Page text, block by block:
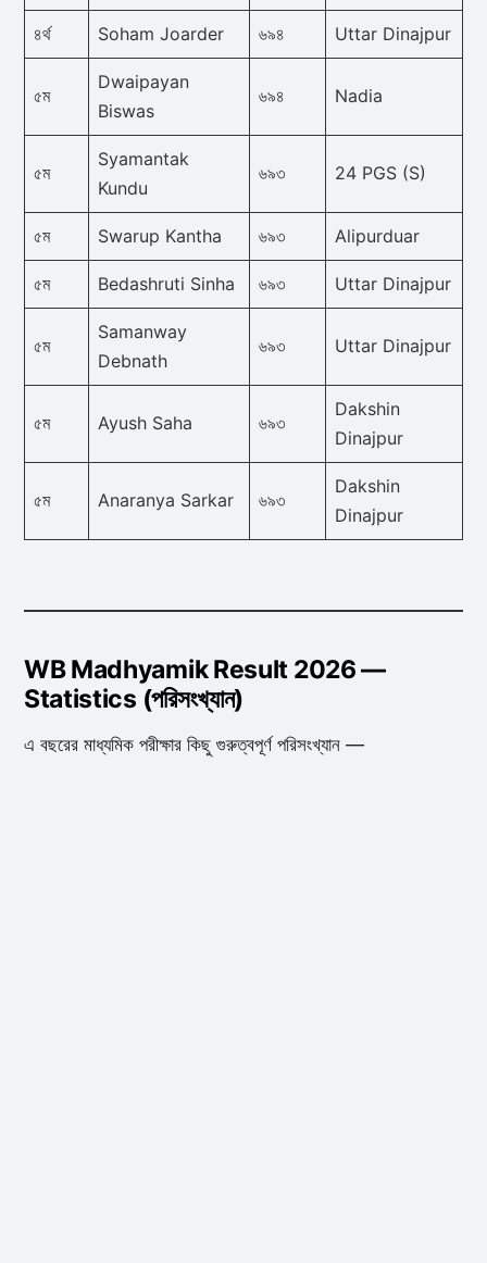
৪র্থ Soham Joarder ৬৯৪ Uttar Dinajpur
৫ম
Dwaipayan
Biswas
৬৯৪ Nadia
৫ম
Syamantak
Kundu
৬৯৩ 24 PGS (S)
৫ম Swarup Kantha ৬৯৩ Alipurduar
৫ম Bedashruti Sinha ৬৯৩ Uttar Dinajpur
৫ম
Samanway
Debnath
৬৯৩ Uttar Dinajpur
৫ম Ayush Saha ৬৯৩
Dakshin
Dinajpur
৫ম Anaranya Sarkar ৬৯৩
Dakshin
Dinajpur
WB Madhyamik Result 2026 —
Statistics (পরিসংখ্যান)
এ বছরের মাধ্যমিক পরীক্ষার কিছু গুরুত্বপূর্ণ পরিসংখ্যান —